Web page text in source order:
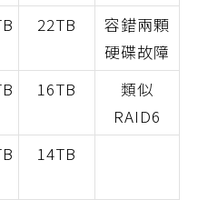
22TB
容錯兩顆
硬碟故障
16TB
類似
RAID6
14TB